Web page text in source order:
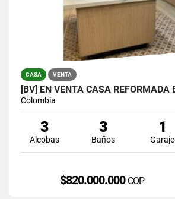
CASA VENTA
Colombia
3
Alcobas
3
Baños
1
Garaje
$820.000.000 COP